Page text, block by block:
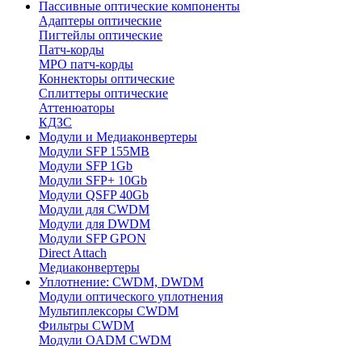
Пассивные оптические компоненты
Адаптеры оптические
Пигтейлы оптические
Патч-корды
MPO патч-корды
Коннекторы оптические
Сплиттеры оптические
Аттенюаторы
КДЗС
Модули и Медиаконвертеры
Модули SFP 155MB
Модули SFP 1Gb
Модули SFP+ 10Gb
Модули QSFP 40Gb
Модули для CWDM
Модули для DWDM
Модули SFP GPON
Direct Attach
Медиаконвертеры
Уплотнение: CWDM, DWDM
Модули оптического уплотнения
Мультиплексоры CWDM
Фильтры CWDM
Модули OADM CWDM